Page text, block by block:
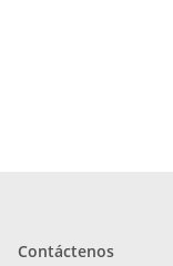
Contáctenos